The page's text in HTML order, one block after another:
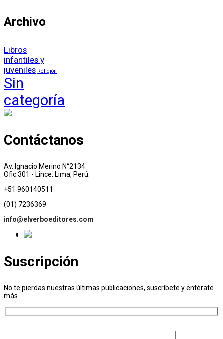
Archivo
Libros
infantiles y
juveniles Religión
Sin
categoría
Contáctanos
Av. Ignacio Merino N°2134
Ofic.301 - Lince. Lima, Perú.
+51 960140511
(01) 7236369
info@elverboeditores.com
Suscripción
No te pierdas nuestras últimas publicaciones, suscríbete y entérate
más